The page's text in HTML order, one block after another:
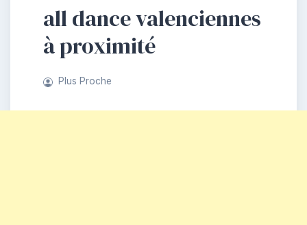
all dance valenciennes
à proximité
Plus Proche